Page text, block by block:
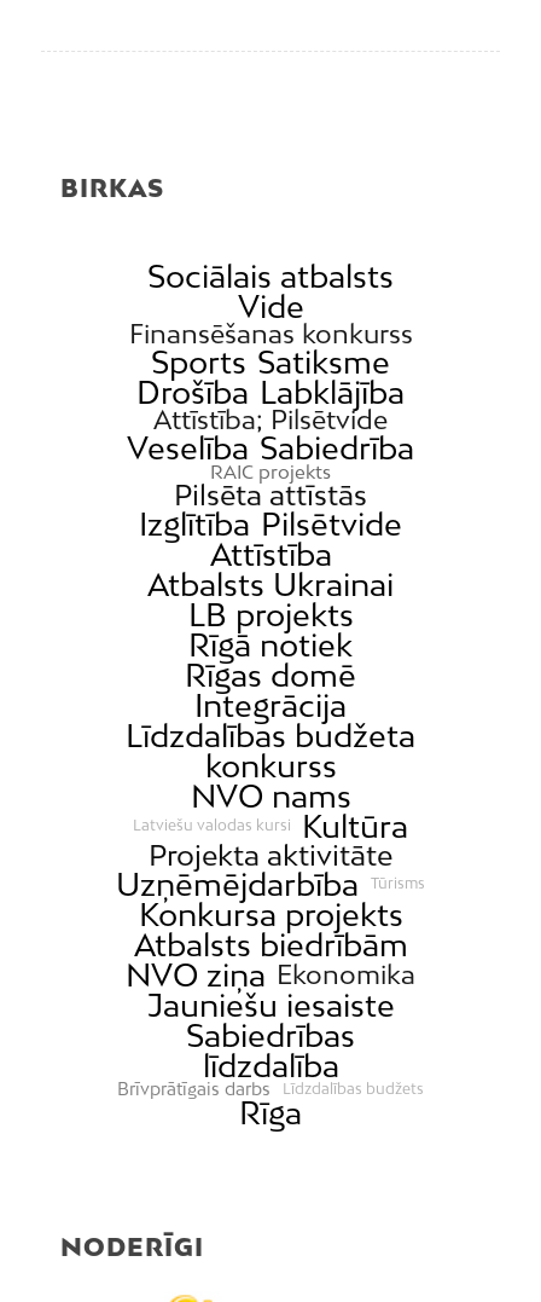
BIRKAS
Sociālais atbalsts
Vide
Finansēšanas konkurss
Sports Satiksme
Drošība Labklājība
Attīstība; Pilsētvide
Veselība Sabiedrība
RAIC projekts
Pilsēta attīstās
Izglītība Pilsētvide
Attīstība
Atbalsts Ukrainai
LB projekts
Rīgā notiek
Rīgas domē
Integrācija
Līdzdalības budžeta
konkurss
NVO nams
Latviešu valodas kursi Kultūra
Projekta aktivitāte
Uzņēmējdarbība Tūrisms
Konkursa projekts
Atbalsts biedrībām
NVO ziņa Ekonomika
Jauniešu iesaiste
Sabiedrības
līdzdalība
Brīvprātīgais darbs Līdzdalības budžets
Rīga
NODERĪGI